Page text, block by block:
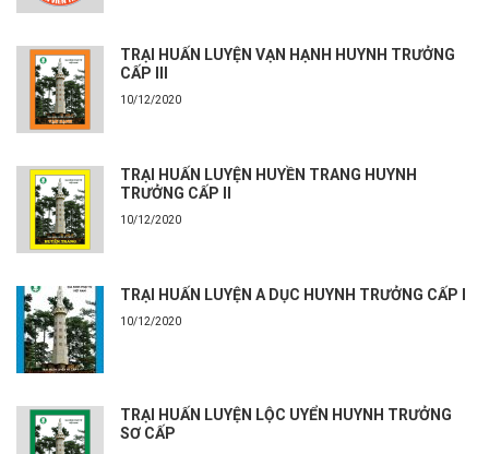
TRẠI HUẤN LUYỆN VẠN HẠNH HUYNH TRƯỞNG
CẤP III
10/12/2020
TRẠI HUẤN LUYỆN HUYỀN TRANG HUYNH
TRƯỞNG CẤP II
10/12/2020
TRẠI HUẤN LUYỆN A DỤC HUYNH TRƯỞNG CẤP I
10/12/2020
TRẠI HUẤN LUYỆN LỘC UYỂN HUYNH TRƯỞNG
SƠ CẤP